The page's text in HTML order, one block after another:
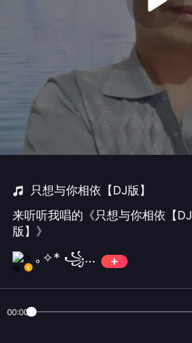
只想与你相依【DJ版】
来听听我唱的《只想与你相依【DJ
版】》
｡✧* ꧁三妹꧂✧*｡
00:00